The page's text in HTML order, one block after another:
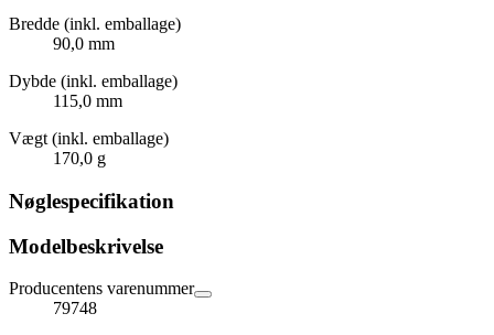
Bredde (inkl. emballage)
90,0 mm
Dybde (inkl. emballage)
115,0 mm
Vægt (inkl. emballage)
170,0 g
Nøglespecifikation
Modelbeskrivelse
Producentens varenummer
79748